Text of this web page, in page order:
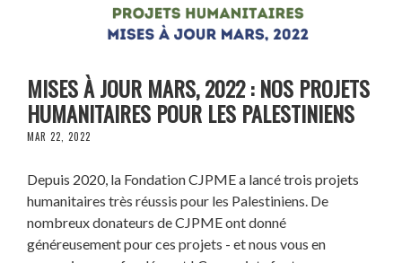
MISES À JOUR MARS, 2022 : NOS PROJETS
HUMANITAIRES POUR LES PALESTINIENS
MAR 22, 2022
Depuis 2020, la Fondation CJPME a lancé trois projets
humanitaires très réussis pour les Palestiniens. De
nombreux donateurs de CJPME ont donné
généreusement pour ces projets - et nous vous en